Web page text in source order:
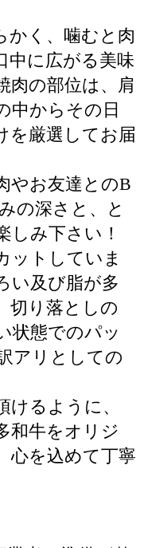
かく、噛むと肉
中に広がる美味
肉の部位は、肩
中からその日
を厳選してお届
やお友達とのB
の深さと、と
しみ下さい！
ットしていま
い及び脂が多
切り落としの
状態でのパッ
アリとしての
るように、
和牛をオリジ
心を込めて丁寧